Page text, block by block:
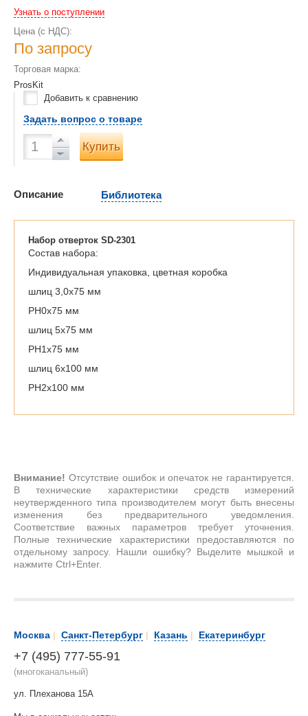
Узнать о поступлении
Цена (с НДС):
По запросу
Торговая марка:
ProsKit
Добавить к сравнению
Задать вопрос о товаре
Купить
Описание Библиотека
Набор отверток SD-2301
Состав набора:
Индивидуальная упаковка, цветная коробка
шлиц 3,0x75 мм
PH0x75 мм
шлиц 5x75 мм
PH1x75 мм
шлиц 6x100 мм
PH2x100 мм
Внимание! Отсутствие ошибок и опечаток не гарантируется.
В технические характеристики средств измерений
неутвержденного типа производителем могут быть внесены
изменения без предварительного уведомления.
Соответствие важных параметров требует уточнения.
Полные технические характеристики предоставляются по
отдельному запросу. Нашли ошибку? Выделите мышкой и
нажмите Ctrl+Enter.
Москва | Санкт-Петербург | Казань | Екатеринбург
+7 (495) 777-55-91
(многоканальный)
ул. Плеханова 15А